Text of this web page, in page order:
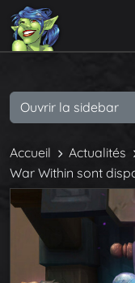
Accueil Actualités
War Within sont
Ouvrir la sidebar